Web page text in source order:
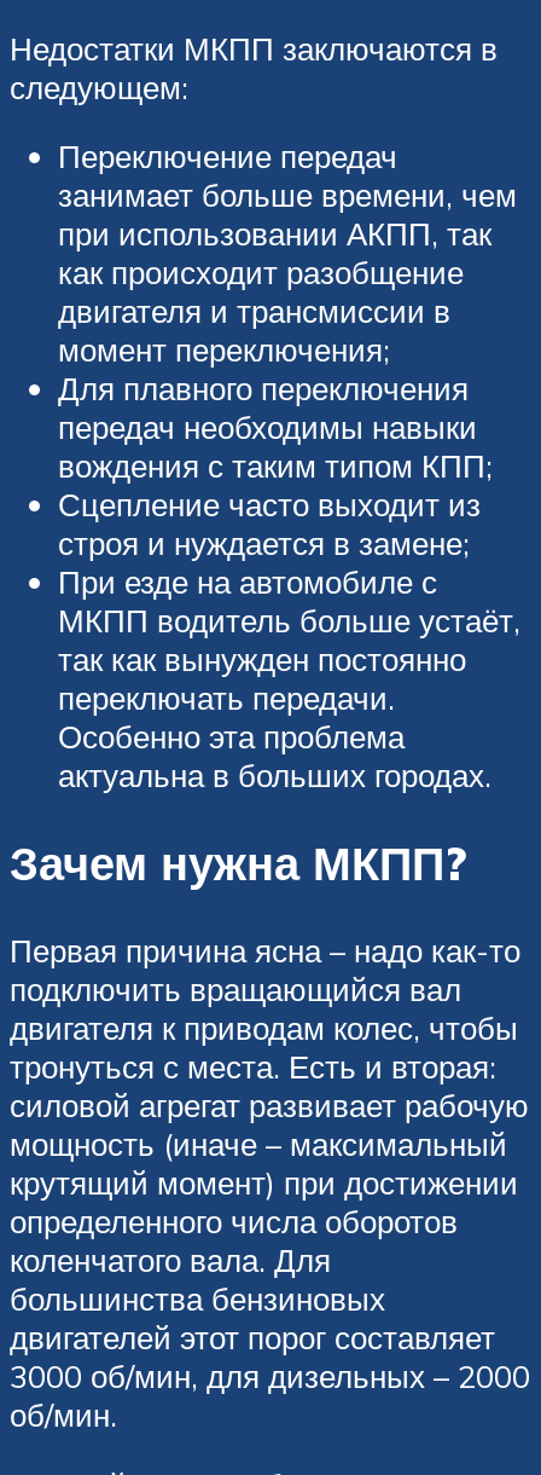
Недостатки МКПП заключаются в
следующем:
Переключение передач
занимает больше времени, чем
при использовании АКПП, так
как происходит разобщение
двигателя и трансмиссии в
момент переключения;
Для плавного переключения
передач необходимы навыки
вождения с таким типом КПП;
Сцепление часто выходит из
строя и нуждается в замене;
При езде на автомобиле с
МКПП водитель больше устаёт,
так как вынужден постоянно
переключать передачи.
Особенно эта проблема
актуальна в больших городах.
Зачем нужна МКПП?
Первая причина ясна – надо как-то
подключить вращающийся вал
двигателя к приводам колес, чтобы
тронуться с места. Есть и вторая:
силовой агрегат развивает рабочую
мощность (иначе – максимальный
крутящий момент) при достижении
определенного числа оборотов
коленчатого вала. Для
большинства бензиновых
двигателей этот порог составляет
3000 об/мин, для дизельных – 2000
об/мин.